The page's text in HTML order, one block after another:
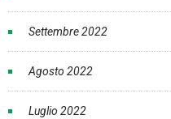
Settembre 2022
Agosto 2022
Luglio 2022